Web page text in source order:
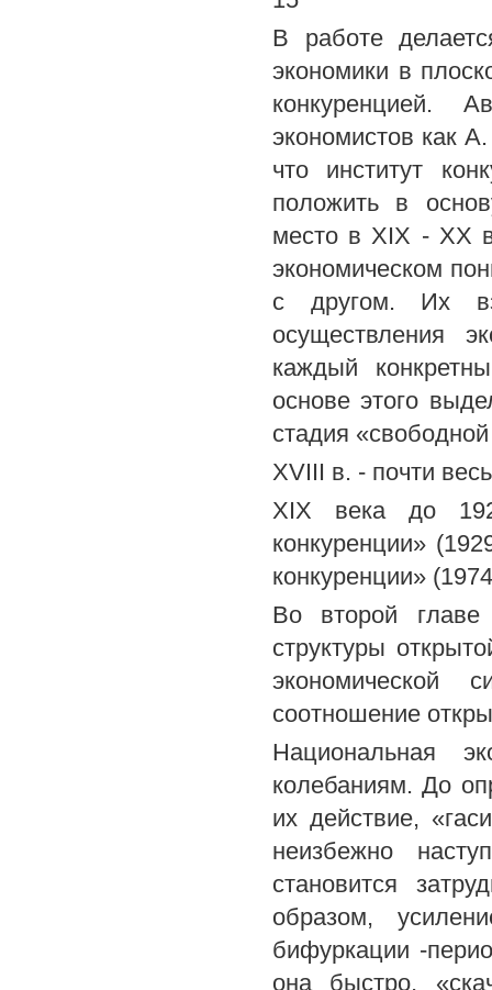
В работе
экономики в
конкуренцией.
экономистов как
что институт
положить в
место в XIX - XX
экономическом
с другом. Их
осуществления
каждый
основе этого
стадия
XVIII в. - почти
XIX века до
конкуренции»
конкуренции»
Во второй главе
структуры
экономической
соотношение
Национальная
колебаниям. До
их действие,
неизбежно
становится
образом,
бифуркации -
она быстро,